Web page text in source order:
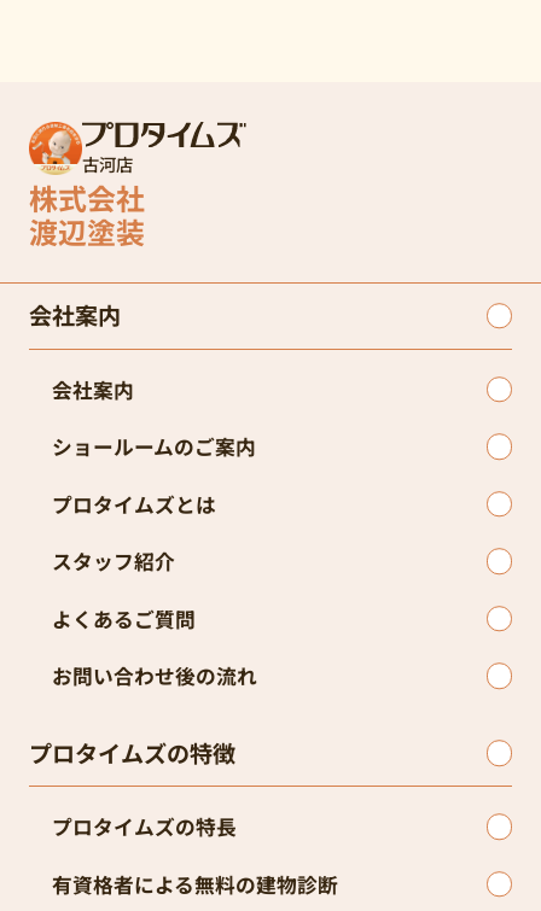
古河店
株式会社
渡辺塗装
会社案内
会社案内
ショールームのご案内
プロタイムズとは
スタッフ紹介
よくあるご質問
お問い合わせ後の流れ
プロタイムズの特徴
プロタイムズの特長
有資格者による無料の建物診断